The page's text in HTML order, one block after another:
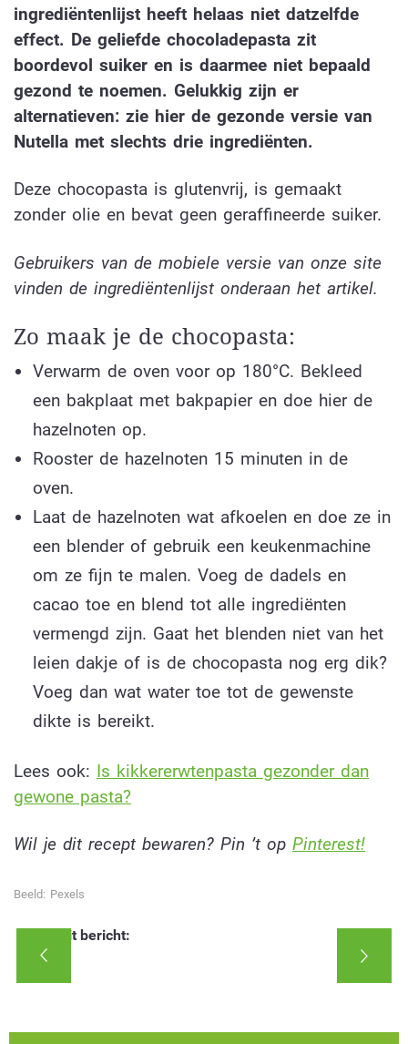
ingrediëntenlijst heeft helaas niet datzelfde
effect. De geliefde chocoladepasta zit
boordevol suiker en is daarmee niet bepaald
gezond te noemen. Gelukkig zijn er
alternatieven: zie hier de gezonde versie van
Nutella met slechts drie ingrediënten.
Deze chocopasta is glutenvrij, is gemaakt
zonder olie en bevat geen geraffineerde suiker.
Gebruikers van de mobiele versie van onze site
vinden de ingrediëntenlijst onderaan het artikel.
Zo maak je de chocopasta:
Verwarm de oven voor op 180°C. Bekleed
een bakplaat met bakpapier en doe hier de
hazelnoten op.
Rooster de hazelnoten 15 minuten in de
oven.
Laat de hazelnoten wat afkoelen en doe ze in
een blender of gebruik een keukenmachine
om ze fijn te malen. Voeg de dadels en
cacao toe en blend tot alle ingrediënten
vermengd zijn. Gaat het blenden niet van het
leien dakje of is de chocopasta nog erg dik?
Voeg dan wat water toe tot de gewenste
dikte is bereikt.
Lees ook: Is kikkererwtenpasta gezonder dan
gewone pasta?
Wil je dit recept bewaren? Pin ’t op Pinterest!
Beeld: Pexels
Deel dit bericht: